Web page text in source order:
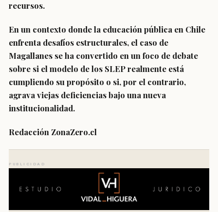
recursos.
En un contexto donde la educación pública en Chile
enfrenta desafíos estructurales, el caso de
Magallanes se ha convertido en un foco de debate
sobre si el modelo de los SLEP realmente está
cumpliendo su propósito o si, por el contrario,
agrava viejas deficiencias bajo una nueva
institucionalidad.
Redacción ZonaZero.cl
PUBLICIDAD